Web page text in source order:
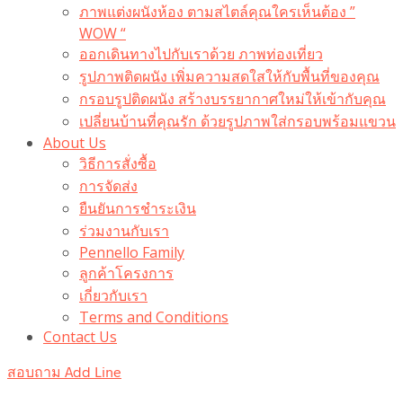
ภาพแต่งผนังห้อง ตามสไตล์คุณใครเห็นต้อง ”
WOW “
ออกเดินทางไปกับเราด้วย ภาพท่องเที่ยว
รูปภาพติดผนัง เพิ่มความสดใสให้กับพื้นที่ของคุณ
กรอบรูปติดผนัง สร้างบรรยากาศใหม่ให้เข้ากับคุณ
เปลี่ยนบ้านที่คุณรัก ด้วยรูปภาพใส่กรอบพร้อมแขวน​
About Us
วิธีการสั่งซื้อ
การจัดส่ง
ยืนยันการชำระเงิน
ร่วมงานกับเรา
Pennello Family
ลูกค้าโครงการ
เกี่ยวกับเรา
Terms and Conditions
Contact Us
สอบถาม Add Line